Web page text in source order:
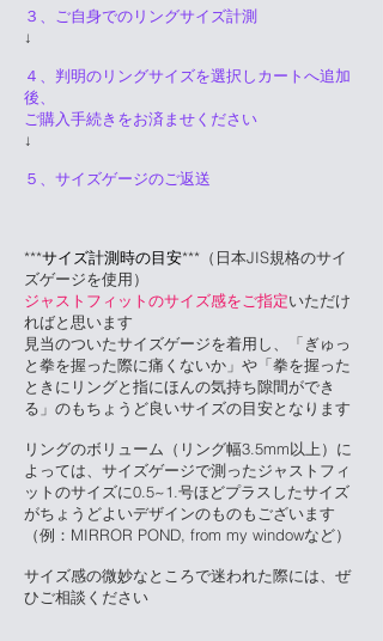
３、ご自身でのリングサイズ計測
↓
４、判明のリングサイズを選択しカートへ追加
後、
ご購入手続きをお済ませください
↓
５、サイズゲージのご返送
***サイズ計測時の目安***（日本JIS規格のサイ
ズゲージを使用）
ジャストフィットのサイズ感をご指定いただけ
ればと思います
見当のついたサイズゲージを着用し、
「ぎゅっ
と拳を握った際に痛くないか」や 「拳を握った
ときにリングと指にほんの気持ち隙間ができ
る」のもちょうど良いサイズの目安となります
リングのボリューム（リング幅3.5mm以上）に
よっては、サイズゲージで測ったジャストフィ
ットのサイズに0.5~1.号ほどプラスしたサイズ
がちょうどよいデザインのものもございます
（例：MIRROR POND, from my windowなど）
サイズ感の微妙なところで迷われた際には、ぜ
ひご相談ください